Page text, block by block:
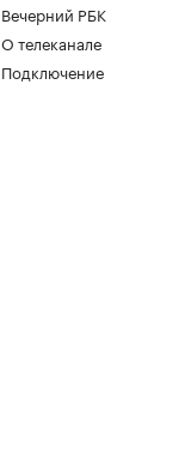
Вечерний РБК
О телеканале
Подключение